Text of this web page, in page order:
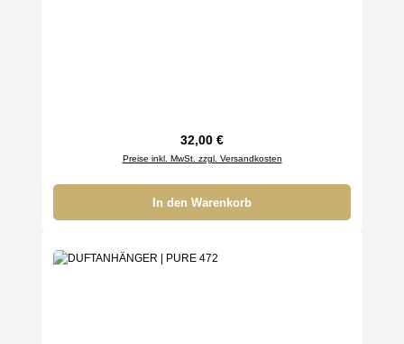
Regulärer Preis:
32,00 €
Preise inkl. MwSt. zzgl. Versandkosten
In den Warenkorb